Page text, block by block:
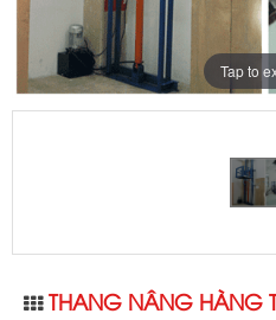
Tap to
THANG NÂNG HÀNG